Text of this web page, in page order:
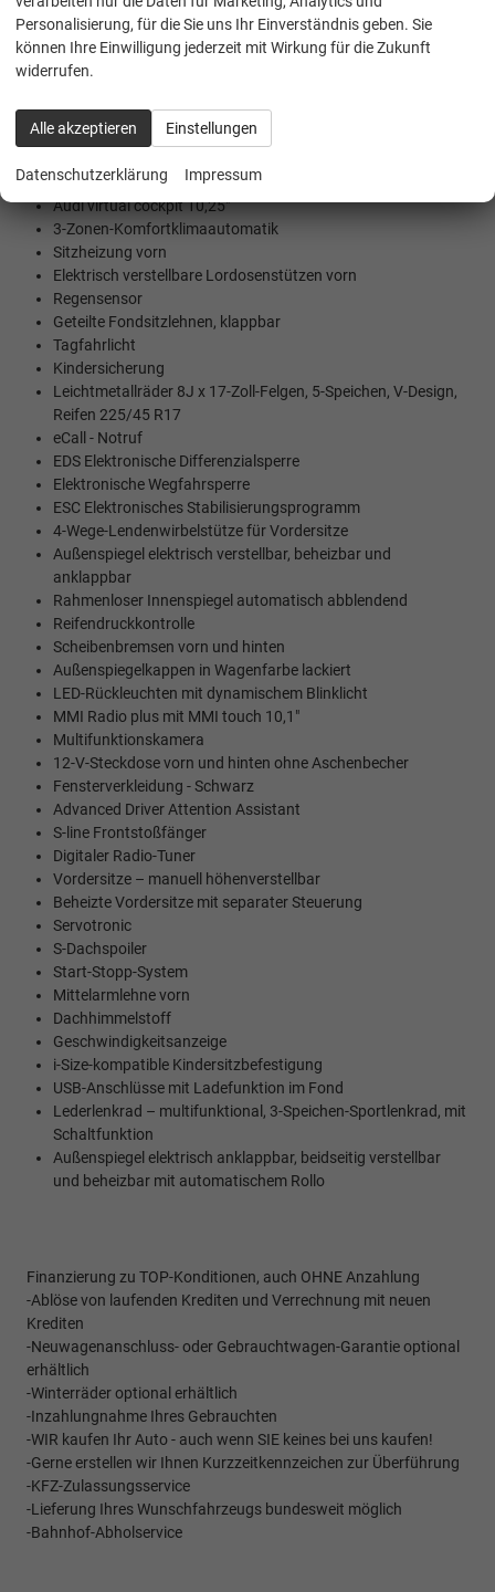
Ausweichassistent und Abbiegeassistent
Traktionskontrolle ASR
Audi connect Notruf & Service mit optionaler
Audi drive select
Audi phone box light
Bremsassistent
Audi virtual cockpit 10,25"
3-Zonen-Komfortklimaautomatik
Sitzheizung vorn
Elektrisch verstellbare Lordosenstützen vorn
Regensensor
Geteilte Fondsitzlehnen, klappbar
Tagfahrlicht
Kindersicherung
Leichtmetallräder 8J x 17-Zoll-Felgen, 5-Speichen, V-Design,
Reifen 225/45 R17
eCall - Notruf
EDS Elektronische Differenzialsperre
Elektronische Wegfahrsperre
ESC Elektronisches Stabilisierungsprogramm
4-Wege-Lendenwirbelstütze für Vordersitze
Außenspiegel elektrisch verstellbar, beheizbar und
anklappbar
Rahmenloser Innenspiegel automatisch abblendend
Reifendruckkontrolle
Scheibenbremsen vorn und hinten
Außenspiegelkappen in Wagenfarbe lackiert
LED-Rückleuchten mit dynamischem Blinklicht
MMI Radio plus mit MMI touch 10,1"
Multifunktionskamera
12-V-Steckdose vorn und hinten ohne Aschenbecher
Fensterverkleidung - Schwarz
Advanced Driver Attention Assistant
S-line Frontstoßfänger
Digitaler Radio-Tuner
Vordersitze – manuell höhenverstellbar
Beheizte Vordersitze mit separater Steuerung
Servotronic
S-Dachspoiler
Start-Stopp-System
Mittelarmlehne vorn
Dachhimmelstoff
Geschwindigkeitsanzeige
i-Size-kompatible Kindersitzbefestigung
USB-Anschlüsse mit Ladefunktion im Fond
Lederlenkrad – multifunktional, 3-Speichen-Sportlenkrad, mit
Schaltfunktion
Außenspiegel elektrisch anklappbar, beidseitig verstellbar
und beheizbar mit automatischem Rollo
Finanzierung zu TOP-Konditionen, auch OHNE Anzahlung
-Ablöse von laufenden Krediten und Verrechnung mit neuen
Krediten
-Neuwagenanschluss- oder Gebrauchtwagen-Garantie optional
erhältlich
-Winterräder optional erhältlich
-Inzahlungnahme Ihres Gebrauchten
-WIR kaufen Ihr Auto - auch wenn SIE keines bei uns kaufen!
-Gerne erstellen wir Ihnen Kurzzeitkennzeichen zur Überführung
-KFZ-Zulassungsservice
-Lieferung Ihres Wunschfahrzeugs bundesweit möglich
-Bahnhof-Abholservice
Personalisierung, für die Sie uns Ihr Einverständnis geben. Sie
können Ihre Einwilligung jederzeit mit Wirkung für die Zukunft
widerrufen.
Alle akzeptieren Einstellungen
Datenschutzerklärung Impressum